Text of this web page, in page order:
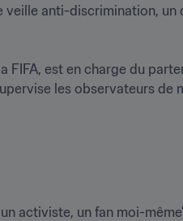
veille anti-discrimination,
est en charge du
les observateurs de
activiste, un fan moi-